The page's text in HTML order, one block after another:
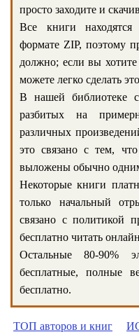
просто заходите и
Все книги
формате ZIP, поэтому
должно; если вы
можете легко сделать
В нашей библиотеке
разбитых на
различных
это связано с тем,
выложены обычно
Некоторые книги
только начальный
связано с политикой
бесплатно читать
Остальные 80-90%
бесплатные, полные
бесплатно.
ТОП авторов и книг